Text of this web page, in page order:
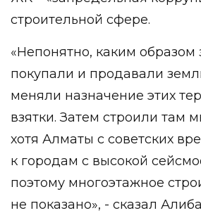
строительной сфере.
«Непонятно, каким образом
покупали и продавали
меняли назначение этих
взятки. Затем строили там
хотя Алматы с советских
к городам с высокой
поэтому многоэтажное
не показано», - сказал